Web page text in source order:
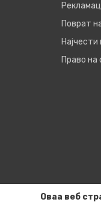
Поврат
Право
Оваа веб